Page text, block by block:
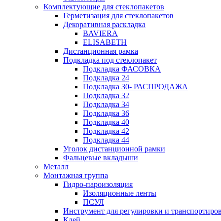
Комплектующие для стеклопакетов
Герметизация для стеклопакетов
Декоративная раскладка
BAVIERA
ELISABETH
Дистанционная рамка
Подкладка под стеклопакет
Подкладка ФАСОВКА
Подкладка 24
Подкладка 30- РАСПРОДАЖА
Подкладка 32
Подкладка 34
Подкладка 36
Подкладка 40
Подкладка 42
Подкладка 44
Уголок дистанционной рамки
Фальцевые вкладыши
Металл
Монтажная группа
Гидро-пароизоляция
Изоляционные ленты
ПСУЛ
Инструмент для регулировки и